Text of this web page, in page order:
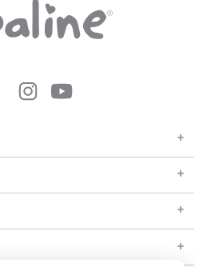
+
+
+
+